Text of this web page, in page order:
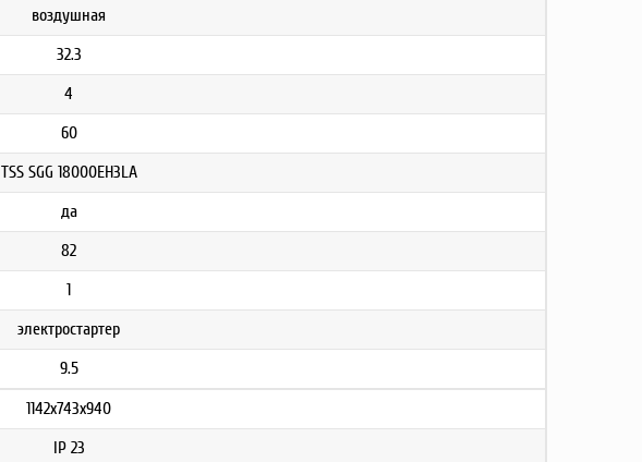
воздушная
32.3
4
60
TSS SGG 18000EH3LA
да
82
1
электростартер
9.5
1142х743х940
IP 23